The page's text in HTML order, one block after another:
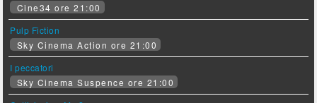
Cine34 ore 21:00
Pulp Fiction
Sky Cinema Action ore 21:00
I peccatori
Sky Cinema Suspence ore 21:00